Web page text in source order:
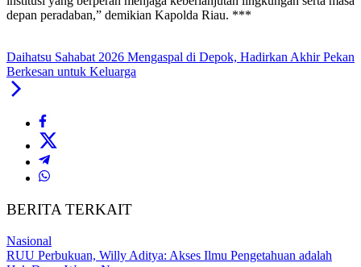
depan peradaban,” demikian Kapolda Riau. ***
Daihatsu Sahabat 2026 Mengaspal di Depok, Hadirkan Akhir Pekan
Berkesan untuk Keluarga
BERITA TERKAIT
Nasional
RUU Perbukuan, Willy Aditya: Akses Ilmu Pengetahuan adalah